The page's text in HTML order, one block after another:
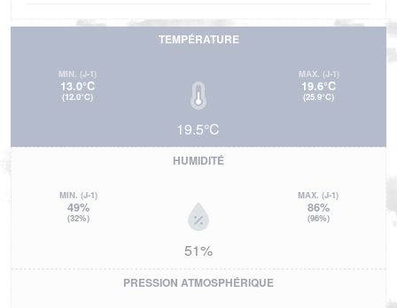
TEMPÉRATURE
MIN.(J-1)
13.0°C
(12.0°C)
19.5°C
MAX. (J-1)
19.6°C
(25.9°C)
HUMIDITÉ
MIN.(J-1)
49%
(32%)
51%
MAX.(J-1)
86%
(96%)
PRESSION ATMOSPHÉRIQUE